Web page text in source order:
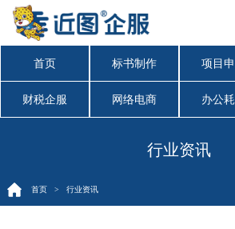
首页 标书制作 项目
财税企服 网络电商 办公
行业资讯
首页> 行业资讯